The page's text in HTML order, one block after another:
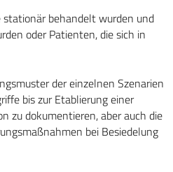
stationär behandelt wurden und
oder Patienten, die sich in
der einzelnen Szenarien
bis zur Etablierung einer
zu dokumentieren, aber auch die
bei Besiedelung